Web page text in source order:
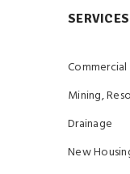
SERVICES
Mining,
Drainage
New